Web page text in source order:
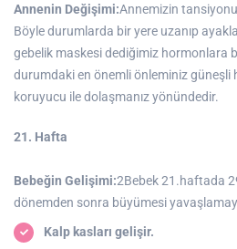
Annenin Değişimi:Annemizin
Böyle durumlarda bir yere uzanıp
gebelik maskesi dediğimiz hormonlara
durumdaki en önemli önleminiz
koruyucu ile dolaşmanız yönündedir.
21. Hafta
Bebeğin Gelişimi:2Bebek 21.haftada
dönemden sonra büyümesi
Kalp kasları gelişir.